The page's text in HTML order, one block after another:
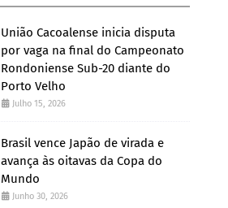
União Cacoalense inicia disputa
por vaga na final do Campeonato
Rondoniense Sub-20 diante do
Porto Velho
Julho 15, 2026
Brasil vence Japão de virada e
avança às oitavas da Copa do
Mundo
Junho 30, 2026